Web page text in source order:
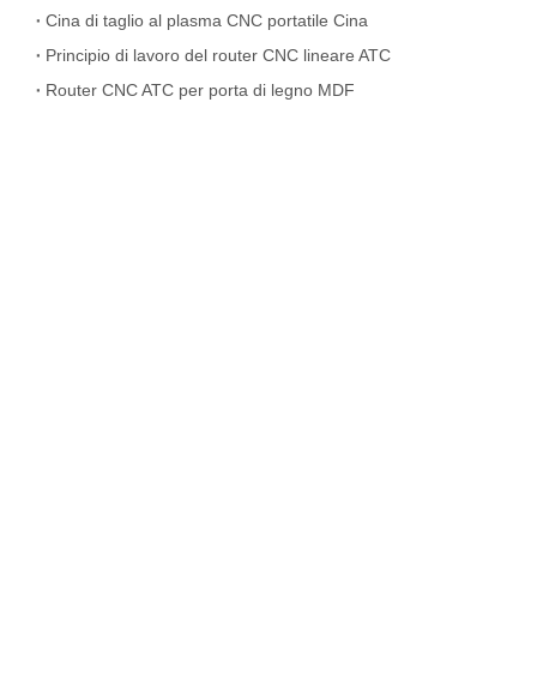
Cina di taglio al plasma CNC portatile Cina
Principio di lavoro del router CNC lineare ATC
Router CNC ATC per porta di legno MDF